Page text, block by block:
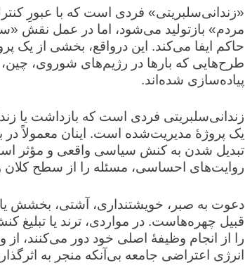
«زندانی‌سلبریتی» فردی است که با عبورِ
مردم» بازتولید می‌شود، اما در عمل نقش
حاکم ایفا می‌کند. این درواقع، بخشی از
طرح‌هایی که بارها در رژیم‌های شوروی،
پیاده‌سازی شده‌اند.
زندانی‌سلبریتی فردی است که بازداشت یا
یک پروژهٔ مدیریت‌شده است. اینان معمولاً
تبدیل‌ شدن به کنش سیاسی واقعی و مؤثر
روایت‌های احساسی، مسئله را از سطح
دعوت به صبر، خویشتنداری، آشتی، بخشش یا
قبیل چهره‌هاست. در مواردی، ترند یا
را از انجام وظیفهٔ اصلی خود دور می‌کنند،
انرژی اعتراضی جامعه بی‌آنکه منجر به